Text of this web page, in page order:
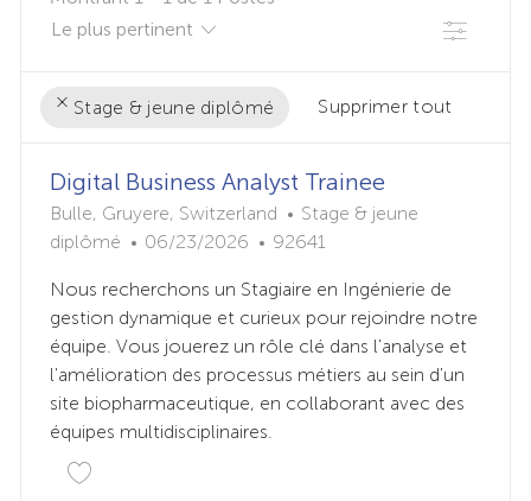
Filtre
Stage & jeune diplômé Supprimer tout
results
updated
result
found
Digital Business Analyst Trainee
L
O
A
L
I
S
A
T
Bulle, Gruyere, Switzerland
c
a
é
g
o
r
i
Stage & jeune
diplômé
D
T
E
D
E
P
U
06/23/2026
I
D
U
P
O
S
T
92641
Nous recherchons un Stagiaire en Ingénierie de
gestion dynamique et curieux pour rejoindre notre
équipe. Vous jouerez un rôle clé dans l'analyse et
l'amélioration des processus métiers au sein d'un
site biopharmaceutique, en collaborant avec des
équipes multidisciplinaires.